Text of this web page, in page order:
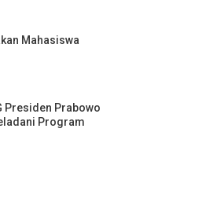
Mahasiswa
Presiden Prabowo
Program